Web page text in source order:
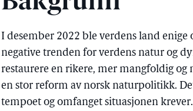
I desember 2022 ble verdens land
negative trenden for verdens natur og
restaurere en rikere, mer mangfoldig
en stor reform av norsk naturpolitikk.
tempoet og omfanget situasjonen